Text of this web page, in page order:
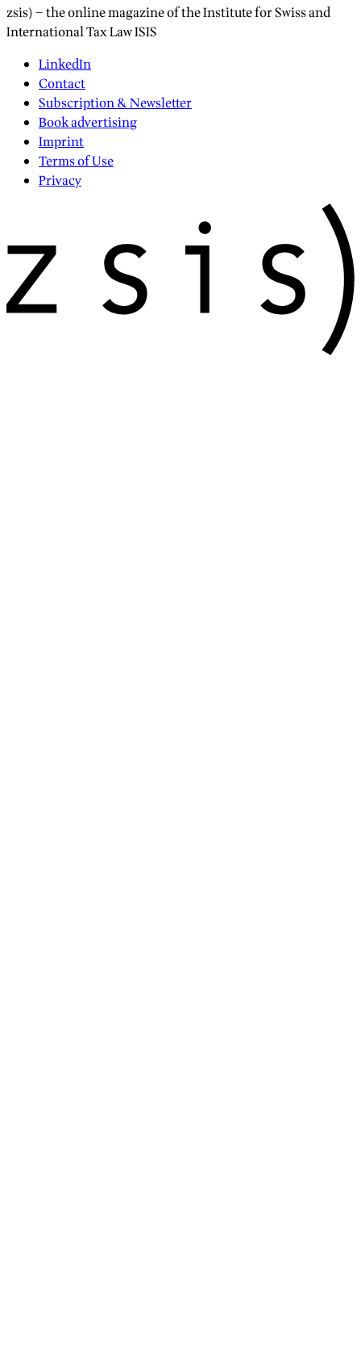
zsis) – the online magazine of the Institute for Swiss and
International Tax Law ISIS
LinkedIn
Contact
Subscription & Newsletter
Book advertising
Imprint
Terms of Use
Privacy